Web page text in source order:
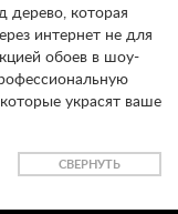
дерево, которая
интернет не для
обоев в шоу-
украсят ваше
СВЕРНУТЬ